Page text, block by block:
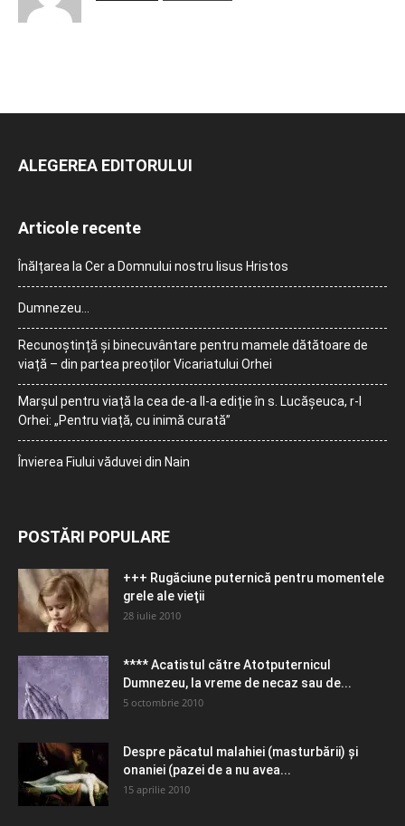
ALEGEREA EDITORULUI
Articole recente
Înălțarea la Cer a Domnului nostru Iisus Hristos
Dumnezeu…
Recunoștință și binecuvântare pentru mamele dătătoare de
viață – din partea preoților Vicariatului Orhei
Marșul pentru viață la cea de-a II-a ediție în s. Lucășeuca, r-l
Orhei: „Pentru viață, cu inimă curată”
Învierea Fiului văduvei din Nain
POSTĂRI POPULARE
+++ Rugăciune puternică pentru momentele
grele ale vieţii
28 iulie 2010
**** Acatistul către Atotputernicul
Dumnezeu, la vreme de necaz sau de...
5 octombrie 2010
Despre păcatul malahiei (masturbării) şi
onaniei (pazei de a nu avea...
15 aprilie 2010